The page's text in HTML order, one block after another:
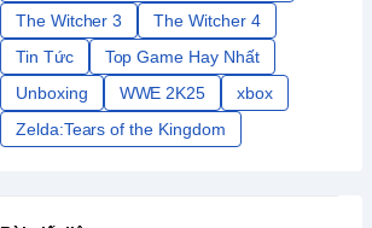
The Witcher 3
The Witcher 4
Tin Tức
Top Game Hay Nhất
Unboxing
WWE 2K25
xbox
Zelda:Tears of the Kingdom